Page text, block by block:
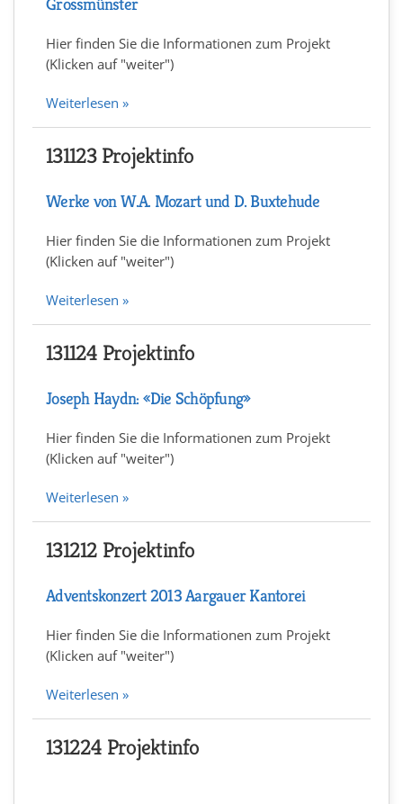
Hier finden Sie die Informationen zum Projekt
(Klicken auf "weiter")
Weiterlesen »
131123 Projektinfo
Werke von W.A. Mozart und D. Buxtehude
Hier finden Sie die Informationen zum Projekt
(Klicken auf "weiter")
Weiterlesen »
131124 Projektinfo
Joseph Haydn: «Die Schöpfung»
Hier finden Sie die Informationen zum Projekt
(Klicken auf "weiter")
Weiterlesen »
131212 Projektinfo
Adventskonzert 2013 Aargauer Kantorei
Hier finden Sie die Informationen zum Projekt
(Klicken auf "weiter")
Weiterlesen »
131224 Projektinfo